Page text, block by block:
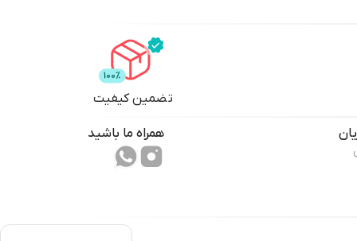
این هاب از نسل اول USB 3.1 (یا همان USB 3.0) پشتیبانی می‌کند. سرعت تئوری 5Gbps به این معناست که انتقال یک فایل ویدیویی 4 گیگابیتی تنها در حدود 10 ثانیه زمان می‌برد (در صورت استفاده از حافظه‌های
پرسرعت). اوریکو در این مدل از چیپست کنترلر VL817 استفاده کرده است که یکی از پایدارترین کنترلرهای مدیریت پورت در دنیاست. این چیپست تضمین می‌کند که حتی اگر تمام 10 پورت به طور هم‌زمان در حال انتقال
تضمین کیفیت
همراه ما باشید